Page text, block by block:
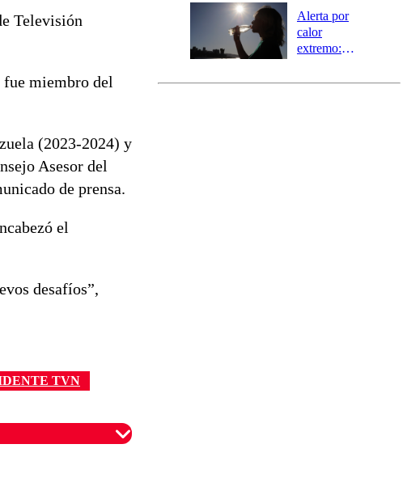
Televisión
fue miembro del
(2023-2024) y
Asesor del
de prensa.
el
desafíos”,
TVN
Alerta por
calor
extremo:
activa Alerta